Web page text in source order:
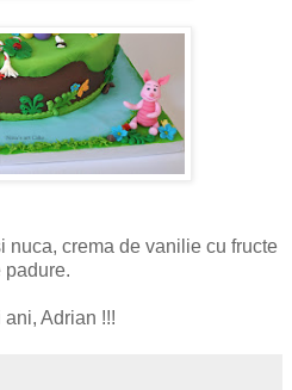
nuca, crema de vanilie cu fructe
padure.
ani, Adrian !!!